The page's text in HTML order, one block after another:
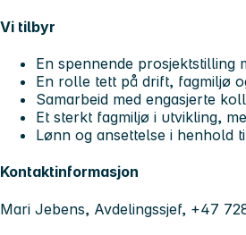
Vi tilbyr
En spennende prosjektstilling
En rolle tett på drift, fagmiljø
Samarbeid med engasjerte
Et sterkt fagmiljø i utvikling,
Lønn og ansettelse i henhold
Kontaktinformasjon
Mari Jebens, Avdelingssjef, +47